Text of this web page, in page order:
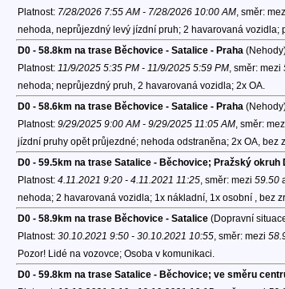
Platnost: 7/28/2026 7:55 AM - 7/28/2026 10:00 AM, směr:
nehoda, neprůjezdný levý jízdní pruh; 2 havarovaná vozidla;
D0 - 58.8km na trase Běchovice - Satalice - Praha
Platnost: 11/9/2025 5:35 PM - 11/9/2025 5:59 PM, směr: mezi
nehoda; neprůjezdný pruh, 2 havarovaná vozidla; 2x OA.
D0 - 58.6km na trase Běchovice - Satalice - Praha
Platnost: 9/29/2025 9:00 AM - 9/29/2025 11:05 AM, směr:
jízdní pruhy opět průjezdné; nehoda odstraněna; 2x OA, bez
D0 - 59.5km na trase Satalice - Běchovice; Pražský
Platnost: 4.11.2021 9:20 - 4.11.2021 11:25, směr: mezi 59.50
nehoda; 2 havarovaná vozidla; 1x nákladní, 1x osobní , bez
D0 - 58.9km na trase Běchovice - Satalice(Dopravní
Platnost: 30.10.2021 9:50 - 30.10.2021 10:55, směr: mezi
Pozor! Lidé na vozovce; Osoba v komunikaci.
D0 - 59.8km na trase Satalice - Běchovice; ve směru